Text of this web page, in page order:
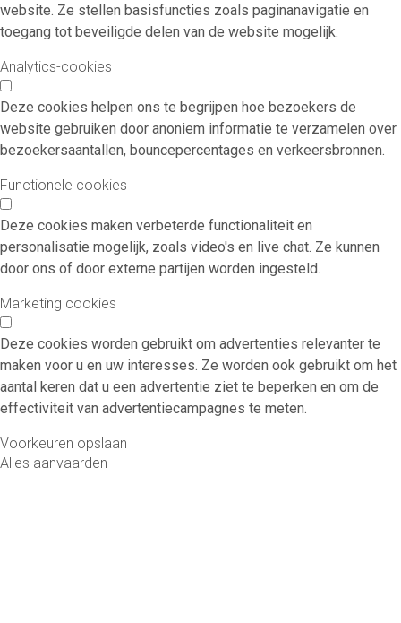
website. Ze stellen basisfuncties zoals paginanavigatie en
toegang tot beveiligde delen van de website mogelijk.
Analytics-cookies
Deze cookies helpen ons te begrijpen hoe bezoekers de
website gebruiken door anoniem informatie te verzamelen over
bezoekersaantallen, bouncepercentages en verkeersbronnen.
Functionele cookies
Deze cookies maken verbeterde functionaliteit en
personalisatie mogelijk, zoals video's en live chat. Ze kunnen
door ons of door externe partijen worden ingesteld.
Marketing cookies
Deze cookies worden gebruikt om advertenties relevanter te
maken voor u en uw interesses. Ze worden ook gebruikt om het
aantal keren dat u een advertentie ziet te beperken en om de
effectiviteit van advertentiecampagnes te meten.
Voorkeuren opslaan
Alles aanvaarden